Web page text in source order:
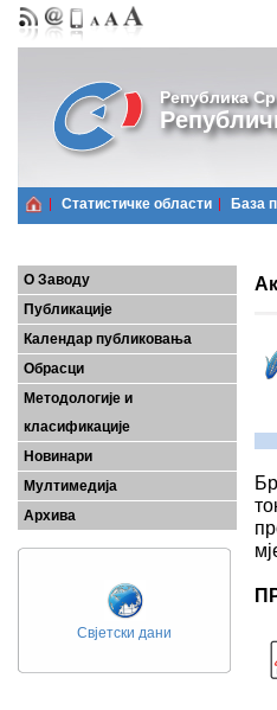
Република
Статистичке области Базa
О Заводу
Публикације
Календар публиковања
Обрасци
Методологије и
класификације
Новинари
Мултимедија
Архива
Свјетски дани